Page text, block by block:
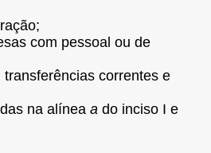
com pessoal ou de
correntes e
na alínea a do inciso I e